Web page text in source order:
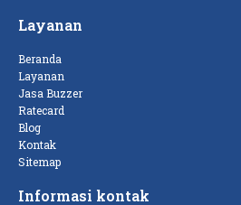
Layanan
Beranda
Layanan
Jasa Buzzer
Ratecard
Blog
Kontak
Sitemap
Informasi kontak